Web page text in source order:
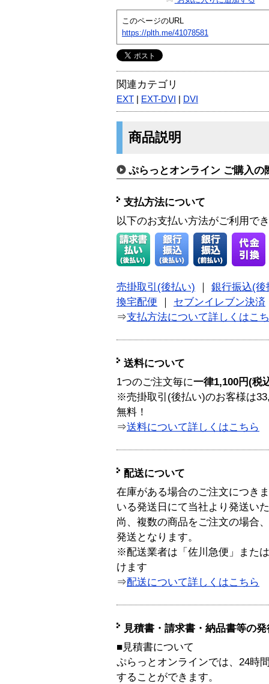
このページのURL
https://plth.me/41078581
関連カテゴリ
EXT EXT-DVI DVI
商品説明
ぷらっとオンライン ご購入の
支払方法について
以下のお支払い方法がご利用で
売掛取引(後払い)
銀行振込(後
換宅配便
セブンイレブン決済
⇒支払方法について詳しくはこ
送料について
1つのご注文毎に一律1,100円(税
※売掛取引(後払い)のお客様は
無料！
⇒送料について詳しくはこちら
配送について
在庫がある場合のご注文につき
いる発送日にて当社より発送い
尚、複数の商品をご注文の場合
発送となります。
※配送業者は「佐川急便」また
けます
⇒配送について詳しくはこちら
見積書・請求書・納品書等の
■見積書について
ぷらっとオンラインでは、24時
することができます。